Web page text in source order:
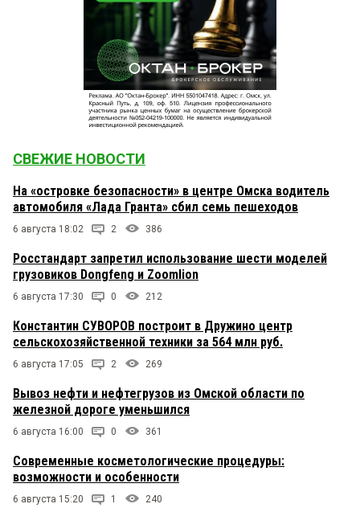
СВЕЖИЕ НОВОСТИ
На «островке безопасности» в центре Омска водитель
автомобиля «Лада Гранта» сбил семь пешеходов
6 августа 18:02 2 386
Росстандарт запретил использование шести моделей
грузовиков Dongfeng и Zoomlion
6 августа 17:30 0 212
Константин СУВОРОВ построит в Дружино центр
сельскохозяйственной техники за 564 млн руб.
6 августа 17:05 2 269
Вывоз нефти и нефтегрузов из Омской области по
железной дороге уменьшился
6 августа 16:00 0 361
Современные косметологические процедуры:
возможности и особенности
6 августа 15:20 1 240